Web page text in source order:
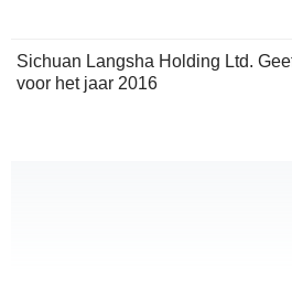
Sichuan Langsha Holding Ltd.
voor het jaar 2016